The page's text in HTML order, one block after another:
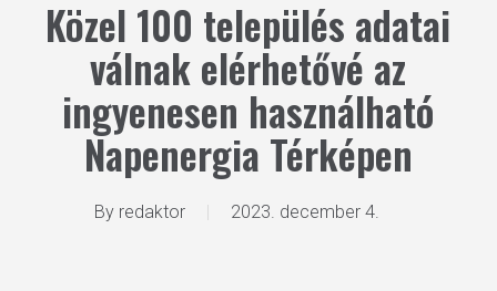
Közel 100 település adatai
válnak elérhetővé az
ingyenesen használható
Napenergia Térképen
By redaktor 2023. december 4.